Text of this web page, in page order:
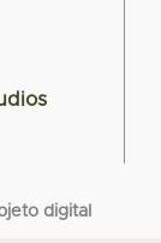
digital